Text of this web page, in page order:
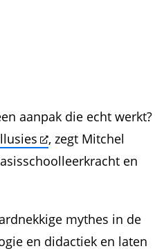
aanpak die echt werkt?
, zegt Mitchel
en
mythes in de
en didactiek en laten